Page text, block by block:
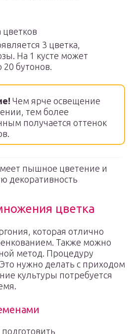
3 цветка,
На 1 кусте может
20 бутонов.
Чем ярче освещение
тем более
получается оттенок
пышное цветение и
декоративность
цветка
которая отлично
Также можно
метод. Процедуру
нужно делать с приходом
культуры потребуется